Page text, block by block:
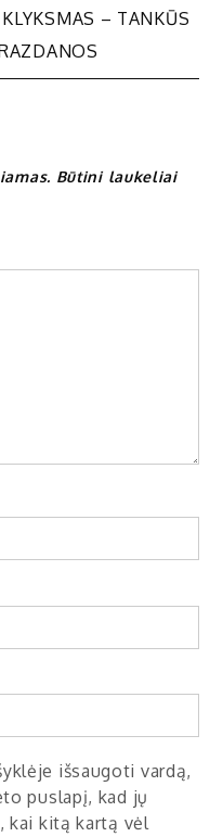
– TANKŪS
Būtini laukeliai
išsaugoti vardą,
puslapį, kad jų
kai kitą kartą vėl